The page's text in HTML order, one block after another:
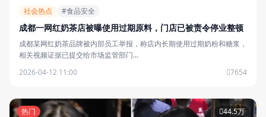
社会热点 #食品安全
成都一网红奶茶店被曝使用过期原料，门店已被责令停业整顿
成都某网红奶茶品牌被内部员工举报，称店内长期使用过期奶粉和糖浆，
相关视频证据已提交给市场监管部门...
2026-04-12 11:00
7654
热门 44.5万